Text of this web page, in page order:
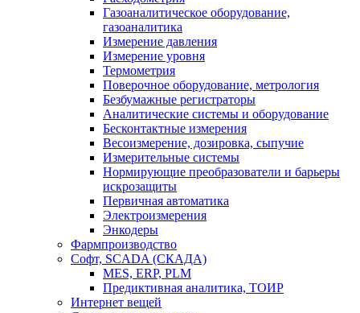
Газоаналитическое оборудование,
газоаналитика
Измерение давления
Измерение уровня
Термометрия
Поверочное оборудование, метрология
Безбумажные регистраторы
Аналитические системы и оборудование
Бесконтактные измерения
Весоизмерение, дозировка, сыпучие
Измерительные системы
Нормирующие преобразователи и барьеры
искрозащиты
Первичная автоматика
Электроизмерения
Энкодеры
Фармпроизводство
Софт, SCADA (СКАДА)
MES, ERP, PLM
Предиктивная аналитика, ТОИР
Интернет вещей